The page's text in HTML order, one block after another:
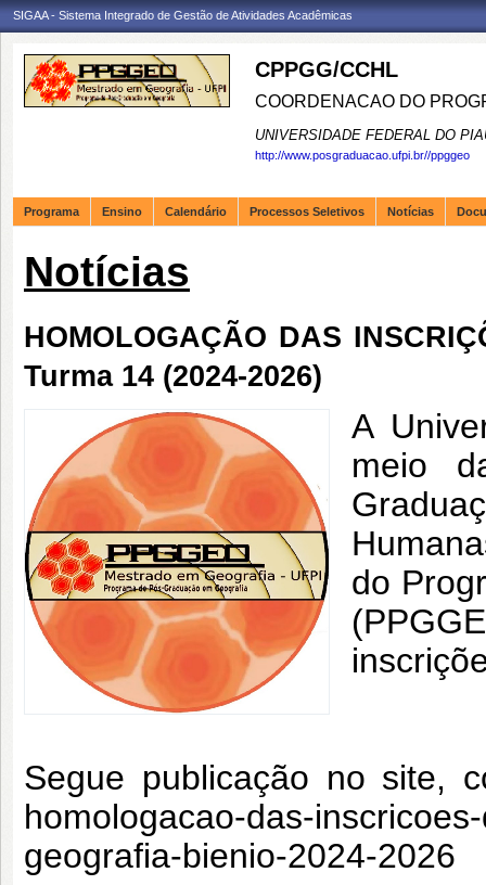
SIGAA - Sistema Integrado de Gestão de Atividades Acadêmicas
CPPGG/CCHL
COORDENACAO DO
UNIVERSIDADE FEDERAL DO
http://www.posgraduacao.ufpi.br//ppggeo
Programa Ensino Calendário Processos Seletivos Notícias
Notícias
HOMOLOGAÇÃO DAS
Turma 14 (2024-2026)
A
meio
do
Segue publicação no site,
homologacao-das-
geografia-bienio-2024-2026